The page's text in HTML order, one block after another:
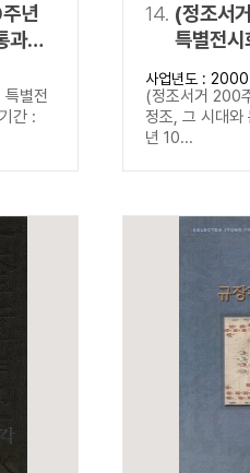
년
과
별전
간 :
14. (정조서
특별전
문화
사업년도 : 2000
(정조서거 200
정조, 그 시대
년 10...